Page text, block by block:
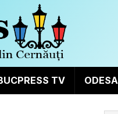
TV ODESA